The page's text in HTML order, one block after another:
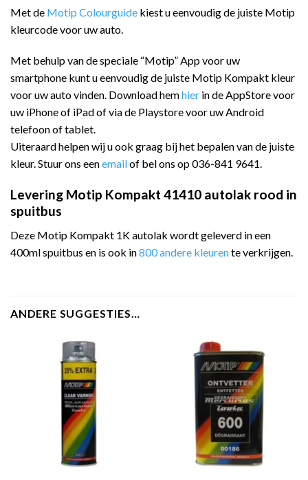
Met de Motip Colourguide kiest u eenvoudig de juiste Motip
kleurcode voor uw auto.
Met behulp van de speciale “Motip” App voor uw
smartphone kunt u eenvoudig de juiste Motip Kompakt kleur
voor uw auto vinden. Download hemhier in de AppStore voor
uw iPhone of iPad of via de Playstore voor uw Android
telefoon of tablet.
Uiteraard helpen wij u ook graag bij het bepalen van de juiste
kleur. Stuur ons eenemailof bel ons op 036-841 9641.
Levering Motip Kompakt 41410 autolak rood in
spuitbus
Deze Motip Kompakt 1K autolak wordt geleverd in een
400ml spuitbus en is ook in800 andere kleurente verkrijgen.
ANDERE SUGGESTIES…